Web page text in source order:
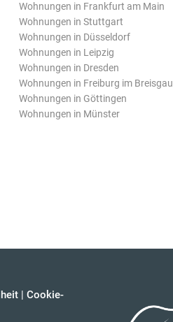
Wohnungen in Frankfurt am Main
Wohnungen in Stuttgart
Wohnungen in Düsseldorf
Wohnungen in Leipzig
Wohnungen in Dresden
Wohnungen in Freiburg im Breisgau
Wohnungen in Göttingen
Wohnungen in Münster
| Cookie-